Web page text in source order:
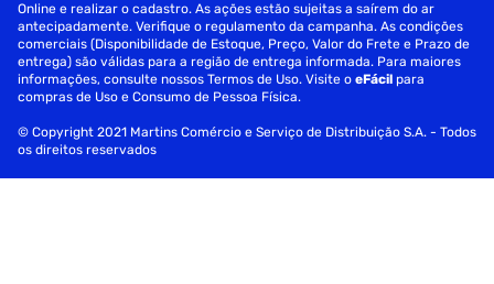
Online e realizar o cadastro. As ações estão sujeitas a saírem do ar
antecipadamente. Verifique o regulamento da campanha. As condições
comerciais (Disponibilidade de Estoque, Preço, Valor do Frete e Prazo de
entrega) são válidas para a região de entrega informada. Para maiores
informações, consulte nossos Termos de Uso. Visite oeFácil para
compras de Uso e Consumo de Pessoa Física.
© Copyright 2021 Martins Comércio e Serviço de Distribuição S.A. - Todos
os direitos reservados